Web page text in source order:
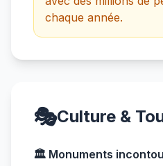
chaque année.
🎭Culture &
🏛️ Monuments